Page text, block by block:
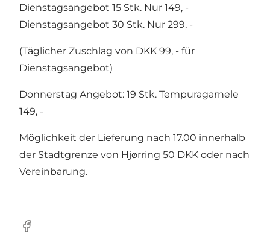
Dienstagsangebot 15 Stk. Nur 149, -
Dienstagsangebot 30 Stk. Nur 299, -
(Täglicher Zuschlag von DKK 99, - für
Dienstagsangebot)
Donnerstag Angebot: 19 Stk. Tempuragarnele
149, -
Möglichkeit der Lieferung nach 17.00 innerhalb
der Stadtgrenze von Hjørring 50 DKK oder nach
Vereinbarung.
Facebook